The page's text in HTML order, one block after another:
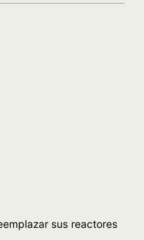
sus reactores